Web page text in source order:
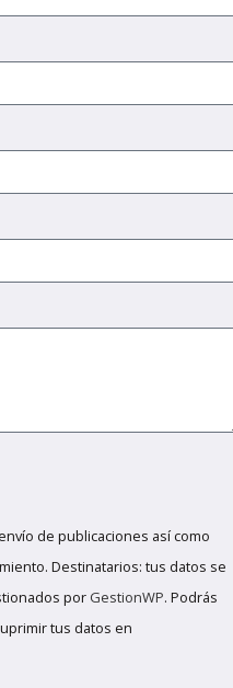
de publicaciones así como
Destinatarios: tus datos se
por GestionWP. Podrás
tus datos en